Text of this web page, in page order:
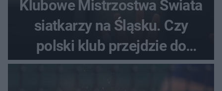
Klubowe Mistrzostwa Świata
siatkarzy na Śląsku. Czy
polski klub przejdzie do
historii